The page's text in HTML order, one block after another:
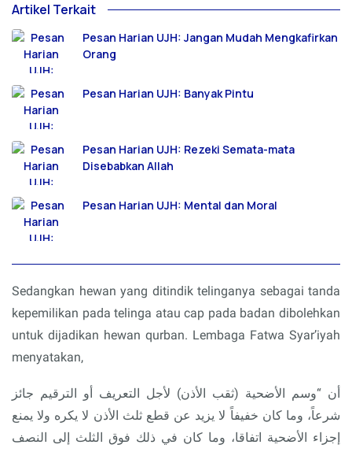
Artikel Terkait
Pesan Harian UJH: Jangan Mudah Mengkafirkan
Orang
Pesan Harian UJH: Banyak Pintu
Pesan Harian UJH: Rezeki Semata-mata
Disebabkan Allah
Pesan Harian UJH: Mental dan Moral
Sedangkan hewan yang ditindik telinganya sebagai tanda
kepemilikan pada telinga atau cap pada badan dibolehkan
untuk dijadikan hewan qurban. Lembaga Fatwa Syar’iyah
menyatakan,
أن “وسم الأضحية (ثقب الأذن) لأجل التعريف أو الترقيم جائز
شرعاً، وما كان خفيفاً لا يزيد عن قطع ثلث الأذن لا يكره ولا يمنع
إجزاء الأضحية اتفاقا، وما كان في ذلك فوق الثلث إلى النصف